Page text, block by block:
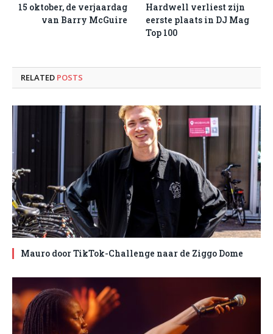
15 oktober, de verjaardag
van Barry McGuire
Hardwell verliest zijn
eerste plaats in DJ Mag
Top 100
RELATED POSTS
Mauro door TikTok-Challenge naar de Ziggo Dome